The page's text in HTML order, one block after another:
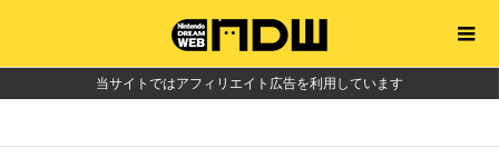
当サイトではアフィリエイト広告を利用しています